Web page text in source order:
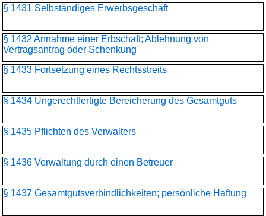
§ 1431 Selbständiges Erwerbsgeschäft
§ 1432 Annahme einer Erbschaft; Ablehnung von
Vertragsantrag oder Schenkung
§ 1433 Fortsetzung eines Rechtsstreits
§ 1434 Ungerechtfertigte Bereicherung des Gesamtguts
§ 1435 Pflichten des Verwalters
§ 1436 Verwaltung durch einen Betreuer
§ 1437 Gesamtgutsverbindlichkeiten; persönliche Haftung